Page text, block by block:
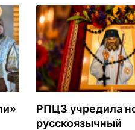
РПЦЗ учредила
русскоязычный